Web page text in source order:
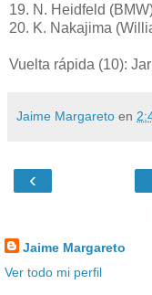
19. N. Heidfeld
20. K. Nakajima
Vuelta rápida (10):
Jaime Margareto en
‹
Jaime Margareto
Ver todo mi perfil